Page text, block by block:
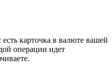
карточка в валюте вашей
операции идет